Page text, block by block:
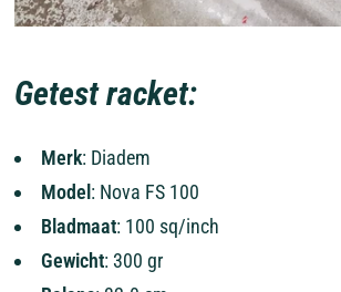
Getest racket:
Merk: Diadem
Model : Nova FS 100
Bladmaat: 100 sq/inch
Gewicht: 300 gr